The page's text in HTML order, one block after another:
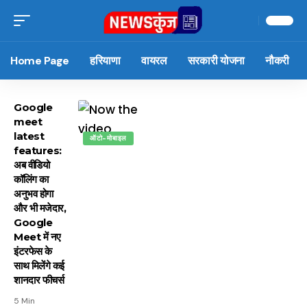
Home Page हरियाणा वायरल सरकारी योजना नौकरी
ऑटो-मोबाइल
Google
meet
latest
features:
अब वीडियो
कॉलिंग का
अनुभव होगा
और भी मजेदार,
Google
Meet में नए
इंटरफेस के
साथ मिलेंगे कई
शानदार फीचर्स
5 Min